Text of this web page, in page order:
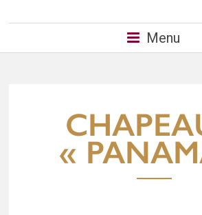
Menu
«